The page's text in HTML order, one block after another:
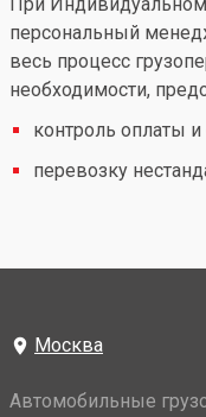
персональный
весь процесс
необходимости,
контроль оплаты и
перевозку
Москва
Автомобильные